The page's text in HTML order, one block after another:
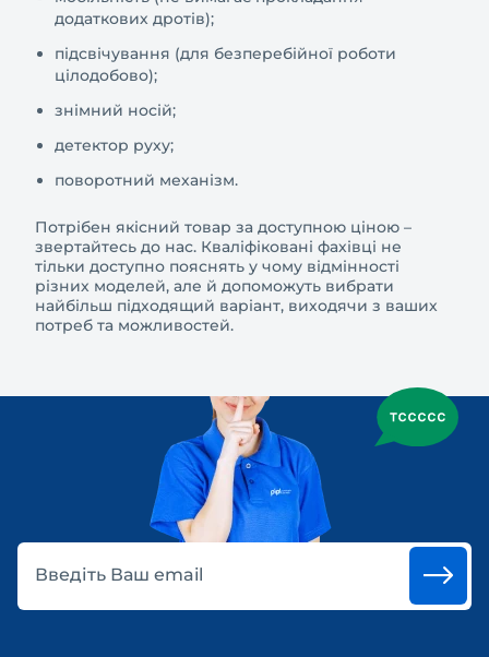
додаткових дротів);
підсвічування (для безперебійної роботи
цілодобово);
знімний носій;
детектор руху;
поворотний механізм.
Потрібен якісний товар за доступною ціною –
звертайтесь до нас. Кваліфіковані фахівці не
тільки доступно пояснять у чому відмінності
різних моделей, але й допоможуть вибрати
найбільш підходящий варіант, виходячи з ваших
потреб та можливостей.
Введіть Ваш email